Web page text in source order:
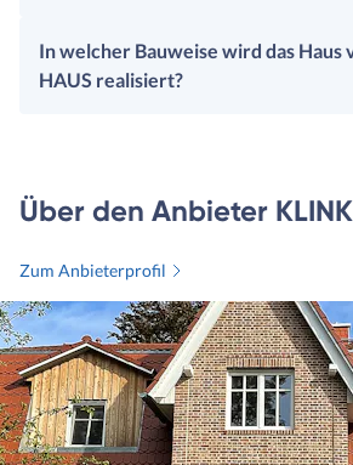
In welcher Bauweise wird das Haus
HAUS realisiert?
Über den Anbieter
Zum Anbieterprofil